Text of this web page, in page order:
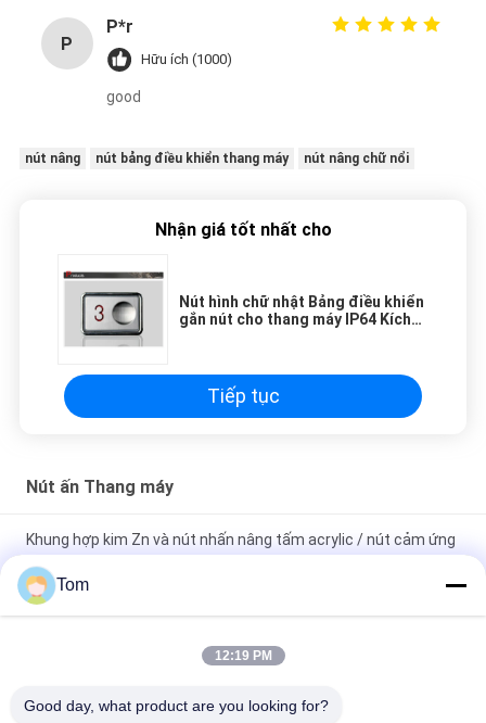
P
P*r
Hữu ích (1000)
good
nút nâng nút bảng điều khiển thang máy nút nâng chữ nổi
Nhận giá tốt nhất cho
Nút hình chữ nhật Bảng điều khiển
gắn nút cho thang máy IP64 Kích
Tiếp tục
Nút ấn Thang máy
Khung hợp kim Zn và nút nhấn nâng tấm acrylic / nút cảm ứng
thang máy
Nút ấn thang máy tùy chỉnh Kích thước 40 * 40 Mm Kích thước
siêu mỏng
Tom
12:19 PM
Good day, what product are you looking for?